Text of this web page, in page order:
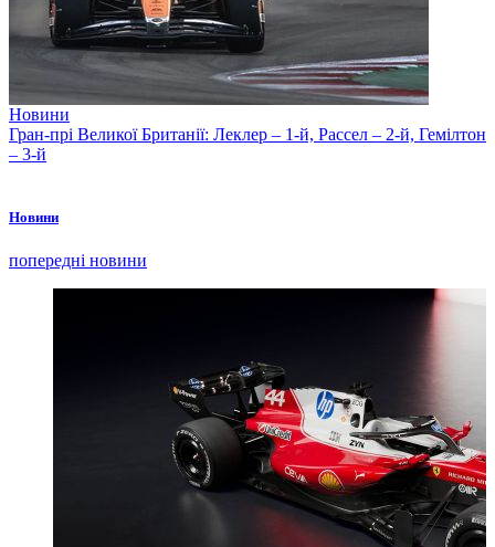
Новини
Гран-прі Великої Британії: Леклер – 1-й, Рассел – 2-й, Гемілтон
– 3-й
Новини
попередні новини